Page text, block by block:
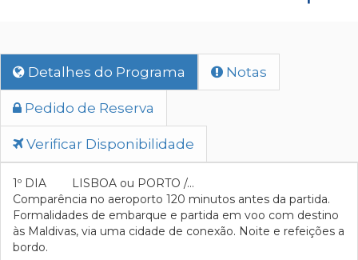
Detalhes do Programa Notas
Pedido de Reserva
Verificar Disponibilidade
1º DIA LISBOA ou PORTO /...
Comparência no aeroporto 120 minutos antes da partida.
Formalidades de embarque e partida em voo com destino
às Maldivas, via uma cidade de conexão. Noite e refeições a
bordo.